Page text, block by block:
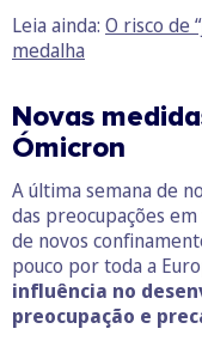
Leia ainda: O risco de
medalha
Novas
Ómicron
A última semana de
das preocupações
de novos
pouco por toda a
influência no
preocupação e